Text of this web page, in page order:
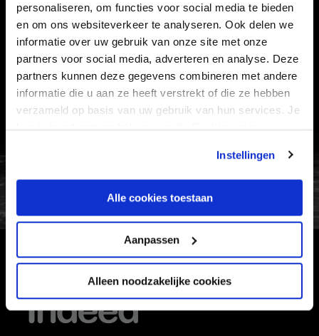
personaliseren, om functies voor social media te bieden
en om ons websiteverkeer te analyseren. Ook delen we
informatie over uw gebruik van onze site met onze
partners voor social media, adverteren en analyse. Deze
partners kunnen deze gegevens combineren met andere
informatie die u aan ze heeft verstrekt of die ze hebben
verzameld op basis van uw gebruik van hun services. Je
kan je toestemming beheren op de Cookiepagina.
Instellingen
Alle cookies toestaan
Aanpassen
Alleen noodzakelijke cookies
Informatie
VEELGESTELDE VRAGEN
CONTACT
WERKEN BIJ
VERTROUWENSPERSOON
FC Utrecht<br>vanuit<br>het
HOOFDSPONSOR